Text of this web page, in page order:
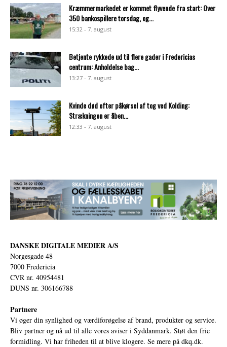
Kræmmermarkedet er kommet flyvende fra start: Over
350 bankospillere torsdag, og...
15:32 - 7. august
Betjente rykkede ud til flere gader i Fredericias
centrum: Anholdelse bag...
13:27 - 7. august
Kvinde død efter påkørsel af tog ved Kolding:
Strækningen er åben...
12:33 - 7. august
DANSKE DIGITALE MEDIER A/S
Norgesgade 48
7000 Fredericia
CVR nr. 40954481
DUNS nr. 306166788
Partnere
Vi øger din synlighed og værdiforøgelse af brand, produkter og service.
Bliv partner og nå ud til alle vores aviser i Syddanmark. Støt den frie
formidling. Vi har friheden til at blive klogere. Se mere på dkq.dk.